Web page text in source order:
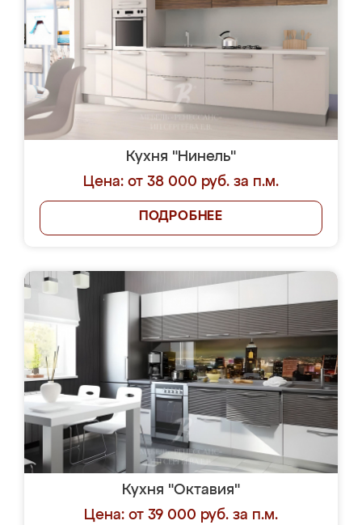
Кухня "Нинель"
Цена: от 38 000 руб. за п.м.
ПОДРОБНЕЕ
Кухня "Октавия"
Цена: от 39 000 руб. за п.м.